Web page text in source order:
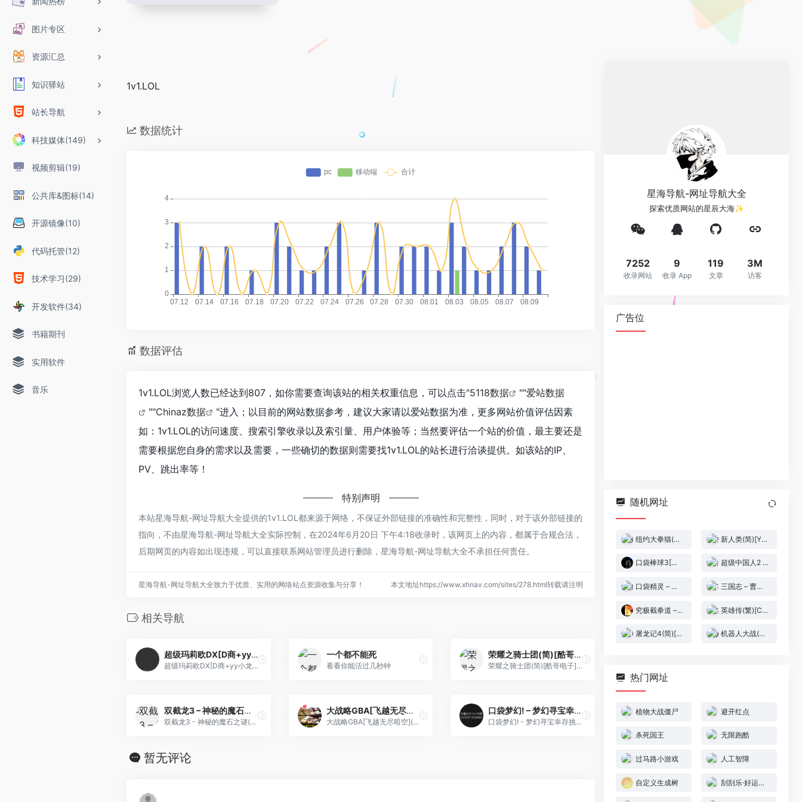
图片专区
资源汇总
知识驿站
站长导航
科技媒体(149)
视频剪辑(19)
公共库&图标(14)
开源镜像(10)
代码托管(12)
技术学习(29)
开发软件(34)
书籍期刊
实用软件
音乐
1v1.LOL
数据统计
数据评估
1v1.LOL浏览人数已经达到807，如你需要查询该站的相关权重信息，可以点击"5118数据 ""爱站数据
""Chinaz数据
"进入；以目前的网站数据参考，建议大家请以爱站数据为准，更多网站价值评估因素
如：1v1.LOL的访问速度、搜索引擎收录以及索引量、用户体验等；当然要评估一个站的价值，最主要还是
需要根据您自身的需求以及需要，一些确切的数据则需要找1v1.LOL的站长进行洽谈提供。如该站的IP、
PV、跳出率等！
特别声明
本站星海导航-网址导航大全提供的1v1.LOL都来源于网络，不保证外部链接的准确性和完整性，同时，对于该外部链接的
指向，不由星海导航-网址导航大全实际控制，在2024年6月20日 下午4:18收录时，该网页上的内容，都属于合规合法，
后期网页的内容如出现违规，可以直接联系网站管理员进行删除，星海导航-网址导航大全不承担任何责任。
星海导航-网址导航大全致力于优质、实用的网络站点资源收集与分享！ 本文地址https://www.xhnav.com/sites/278.html转载请注明
相关导航
超级玛莉欧DX[D商+yy小龙虾](256Mb)
超级玛莉欧DX[D商+yy小龙虾](256Mb)
一个都不能死
看看你能活过几秒钟
荣耀之骑士团(简)[酷哥电子](JP)[RPG](6Mb)
荣耀之骑士团(简)[酷哥电子](JP)[RPG](6Mb)
双截龙3 – 神秘的魔石之谜(v1.1)(简)[星空](US)[ACT](2.5Mb)
双截龙3 - 神秘的魔石之谜(v1.1)(简)[星空](US)[ACT](2.5Mb)
大战略GBA[飞越无尽暗空](v20130212)(简)(JP)(64Mb)
大战略GBA[飞越无尽暗空](v20130212)(简)(JP)(64Mb)
口袋梦幻! – 梦幻寻宝幸存挑战![掌机王者汉化组](简)(JP)(64Mb)
口袋梦幻! - 梦幻寻宝幸存挑战![掌机王者汉化组](简)(JP)(64Mb)
暂无评论
星海导航-网址导航大全
探索优质网站的星辰大海✨
7252
收录网站
9
收录 App
119
文章
3M
访客
广告位
随机网址
纽约大拳猫(v1)(简)[逆游的五彩鱼](JP)[ACT](3Mb) 新人类(简)[Yurica](JP)[ACT](0.5Mb)
口袋棒球3[流星落月][简](JP)(80Mb) 超级中国人2 – 龙之子(简)[汉化你妹](JP)[ACT](4Mb)
口袋精灵 – 金(简)[火星电子+147201688](CN)[RPG](8Mb) 三国志 – 曹操传(简)[南晶科技](CN)[RPG](16Mb)
究极截拳道 – 金太郎的复仇[Kinglly](简)(JP)(64Mb) 英雄传(繁)[Cony Soft](CN)[FTG](5Mb)
屠龙记4(简)[孔雀天](JP)[ACT](1.5Mb) 机器人大战(简)[南晶科技](CN)[SLG](16Mb)
热门网址
植物大战僵尸 避开红点
杀死国王 无限跑酷
过马路小游戏 人工智障
自定义生成树 刮刮乐·好运十倍